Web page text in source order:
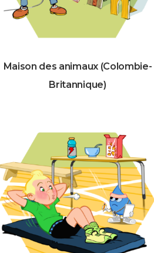
Maison des animaux (Colombie-
Britannique)